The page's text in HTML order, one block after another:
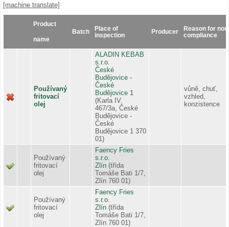
[machine translate]
Product
name
Batch
Place of
inspection
Producer
Reason for
compliance
Používaný
fritovací
olej
ALADIN KEBAB
s.r.o.
České
Budějovice -
České
Budějovice 1
(Karla IV.
467/3a, České
Budějovice -
České
Budějovice 1 370
01)
vůně, chuť,
vzhled,
konzistence
Používaný
fritovací
olej
Faency Fries
s.r.o.
Zlín (třída
Tomáše Bati 1/7,
Zlín 760 01)
Používaný
fritovací
olej
Faency Fries
s.r.o.
Zlín (třída
Tomáše Bati 1/7,
Zlín 760 01)